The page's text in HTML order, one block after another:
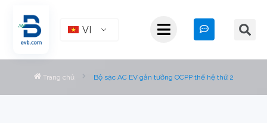
VI
Trang chủ Bộ sạc AC EV gắn tường OCPP thế hệ thứ 2